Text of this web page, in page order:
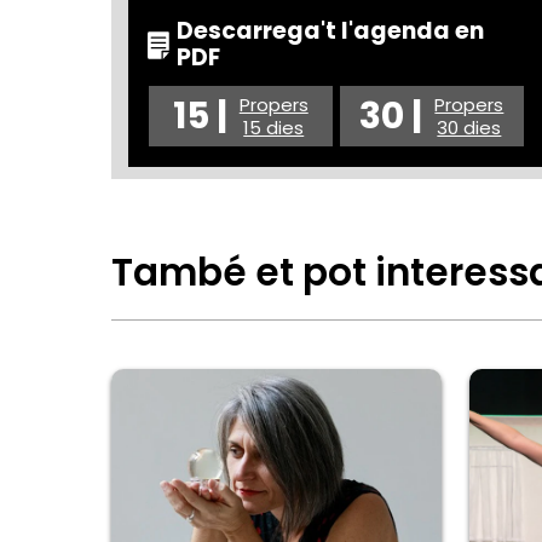
Descarrega't l'agenda en
PDF
15 | Propers
15 dies
30 | Propers
30 dies
També et pot